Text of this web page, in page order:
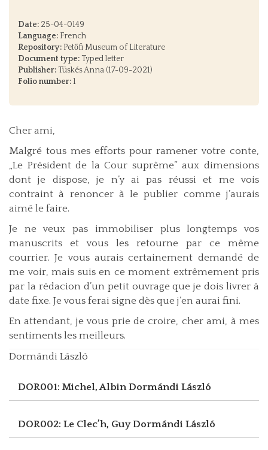
Date: 25-04-0149
Language: French
Repository: Petőfi Museum of Literature
Document type: Typed letter
Publisher: Tüskés Anna (17-09-2021)
Folio number:1
Cher ami,
Malgré tous mes efforts pour ramener votre conte,
„Le Président de la Cour suprême” aux dimensions
dont je dispose, je n’y ai pas réussi et me vois
contraint à renoncer à le publier comme j’aurais
aimé le faire.
Je ne veux pas immobiliser plus longtemps vos
manuscrits et vous les retourne par ce même
courrier. Je vous aurais certainement demandé de
me voir, mais suis en ce moment extrêmement pris
par la rédacion d’un petit ouvrage que je dois livrer à
date fixe. Je vous ferai signe dès que j’en aurai fini.
En attendant, je vous prie de croire, cher ami, à mes
sentiments les meilleurs.
Dormándi László
DOR001: Michel, AlbinDormándi László
DOR002: Le Clec’h, GuyDormándi László